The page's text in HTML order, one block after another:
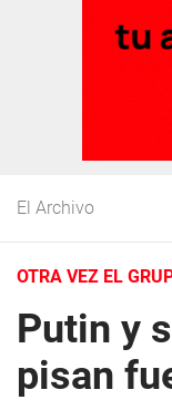
El Archivo
OTRA VEZ EL
Putin y
pisan